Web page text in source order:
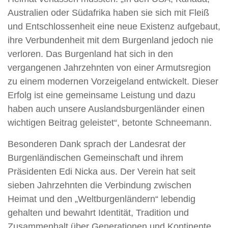
Australien oder Südafrika haben sie sich mit Fleiß
und Entschlossenheit eine neue Existenz aufgebaut,
ihre Verbundenheit mit dem Burgenland jedoch nie
verloren. Das Burgenland hat sich in den
vergangenen Jahrzehnten von einer Armutsregion
zu einem modernen Vorzeigeland entwickelt. Dieser
Erfolg ist eine gemeinsame Leistung und dazu
haben auch unsere Auslandsburgenländer einen
wichtigen Beitrag geleistet“, betonte Schneemann.
Besonderen Dank sprach der Landesrat der
Burgenländischen Gemeinschaft und ihrem
Präsidenten Edi Nicka aus. Der Verein hat seit
sieben Jahrzehnten die Verbindung zwischen
Heimat und den „Weltburgenländern“ lebendig
gehalten und bewahrt Identität, Tradition und